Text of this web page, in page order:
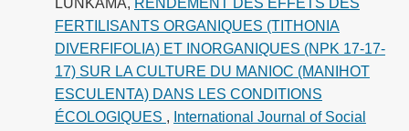
LUNKAMA, RENDEMENT DES EFFETS DES
FERTILISANTS ORGANIQUES (TITHONIA
DIVERFIFOLIA) ET INORGANIQUES (NPK 17-17-
17) SUR LA CULTURE DU MANIOC (MANIHOT
ESCULENTA) DANS LES CONDITIONS
ÉCOLOGIQUES , International Journal of Social